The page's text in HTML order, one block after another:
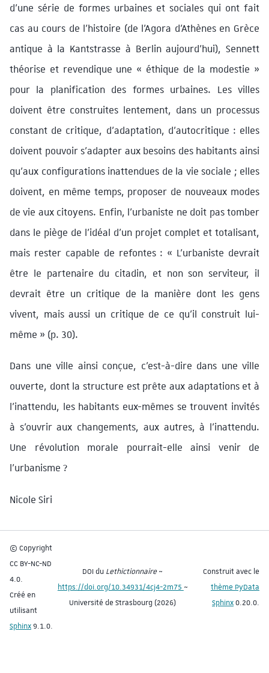
d’une série de formes urbaines et sociales qui ont fait
cas au cours de l’histoire (de l’Agora d’Athènes en Grèce
antique à la Kantstrasse à Berlin aujourd’hui), Sennett
théorise et revendique une « éthique de la modestie »
pour la planification des formes urbaines. Les villes
doivent être construites lentement, dans un processus
constant de critique, d’adaptation, d’autocritique : elles
doivent pouvoir s’adapter aux besoins des habitants ainsi
qu’aux configurations inattendues de la vie sociale ; elles
doivent, en même temps, proposer de nouveaux modes
de vie aux citoyens. Enfin, l’urbaniste ne doit pas tomber
dans le piège de l’idéal d’un projet complet et totalisant,
mais rester capable de refontes : « L’urbaniste devrait
être le partenaire du citadin, et non son serviteur, il
devrait être un critique de la manière dont les gens
vivent, mais aussi un critique de ce qu’il construit lui-
même » (p. 30).
Dans une ville ainsi conçue, c’est-à-dire dans une ville
ouverte, dont la structure est prête aux adaptations et à
l’inattendu, les habitants eux-mêmes se trouvent invités
à s’ouvrir aux changements, aux autres, à l’inattendu.
Une révolution morale pourrait-elle ainsi venir de
l’urbanisme ?
Nicole Siri
© Copyright
CC BY-NC-ND
4.0.
Créé en
utilisant
Sphinx9.1.0.
DOI du Lethictionnaire~
https://doi.org/10.34931/4cj4-2m75 ~
Université de Strasbourg (2026)
Construit avec le
thème PyData
Sphinx0.20.0.